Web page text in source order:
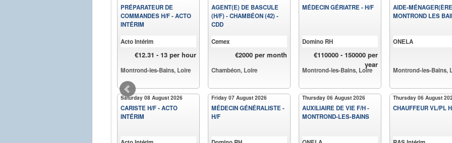
PRÉPARATEUR DE
COMMANDES H/F - ACTO
INTÉRIM
Acto Intérim
€12.31 - 13 per hour
Montrond-les-Bains, Loire
Saturday 08 August 2026
CARISTE H/F - ACTO
INTÉRIM
AGENT(E) DE BASCULE
(H/F) - CHAMBÉON (42) -
CDD
Cemex
€2000 per month
Chambéon, Loire
Friday 07 August 2026
MÉDECIN GÉNÉRALISTE -
H/F
MÉDECIN GÉRIATRE - H/F
Domino RH
€110000 - 150000 per
year
Montrond-les-Bains, Loire
Thursday 06 August 2026
AUXILIAIRE DE VIE F/H -
MONTROND-LES-BAINS
AIDE-
MONTROND LES
ONELA
Montrond-les-Bains,
Thursday 06 August
CHAUFFEUR VL/PL